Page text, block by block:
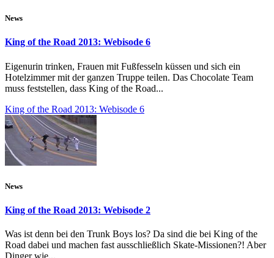
News
King of the Road 2013: Webisode 6
Eigenurin trinken, Frauen mit Fußfesseln küssen und sich ein
Hotelzimmer mit der ganzen Truppe teilen. Das Chocolate Team
muss feststellen, dass King of the Road...
King of the Road 2013: Webisode 6
News
King of the Road 2013: Webisode 2
Was ist denn bei den Trunk Boys los? Da sind die bei King of the
Road dabei und machen fast ausschließlich Skate-Missionen?! Aber